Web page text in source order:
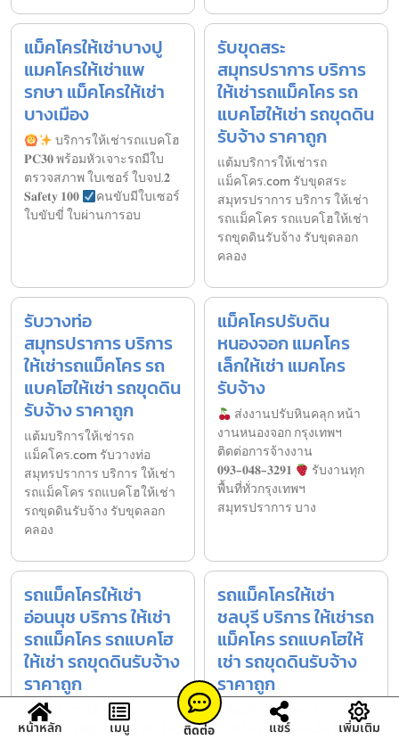
แม็คโครให้เช่าบางปู
แมคโครให้เช่าแพ
รกษา แม็คโครให้เช่า
บางเมือง
บริการให้เช่ารถแบคโฮ
𝐏𝐂𝟑𝟎 พร้อมหัวเจาะรถมีใบ
ตรวจสภาพ ใบเซอร์ ใบจป.𝟐
𝐒𝐚𝐟𝐞𝐭𝐲 𝟏𝟎𝟎
คนขับมีใบเซอร์
ใบขับขี่ ใบผ่านการอบ
รับขุดสระ
สมุทรปราการ บริการ
ให้เช่ารถแม็คโคร รถ
แบคโฮให้เช่า รถขุดดิน
รับจ้าง ราคาถูก
แต้มบริการให้เช่ารถ
แม็คโคร.com รับขุดสระ
สมุทรปราการ บริการ ให้เช่า
รถแม็คโคร รถแบคโฮให้เช่า
รถขุดดินรับจ้าง รับขุดลอก
คลอง
รับวางท่อ
สมุทรปราการ บริการ
ให้เช่ารถแม็คโคร รถ
แบคโฮให้เช่า รถขุดดิน
รับจ้าง ราคาถูก
แต้มบริการให้เช่ารถ
แม็คโคร.com รับวางท่อ
สมุทรปราการ บริการ ให้เช่า
รถแม็คโคร รถแบคโฮให้เช่า
รถขุดดินรับจ้าง รับขุดลอก
คลอง
แม็คโครปรับดิน
หนองจอก แมคโคร
เล็กให้เช่า แมคโคร
รับจ้าง
ส่งงานปรับหินคลุก หน้า
งานหนองจอก กรุงเทพฯ
ติดต่อการจ้างงาน
𝟎𝟗𝟑-𝟎𝟒𝟖-𝟑𝟐𝟗𝟏
รับงานทุก
พื้นที่ทั่วกรุงเทพฯ
สมุทรปราการ บาง
รถแม็คโครให้เช่า
อ่อนนุช บริการ ให้เช่า
รถแม็คโคร รถแบคโฮ
ให้เช่า รถขุดดินรับจ้าง
ราคาถูก
แต้มบริการให้เช่ารถ
แม็คโคร.com รถแม็คโครให้
รถแม็คโครให้เช่า
ชลบุรี บริการ ให้เช่ารถ
แม็คโคร รถแบคโฮให้
เช่า รถขุดดินรับจ้าง
ราคาถูก
แต้มบริการให้เช่ารถ
แม็คโคร.com รถแม็คโครให้
หน้าหลัก เมนู ติดต่อ แชร์ เพิ่มเติม